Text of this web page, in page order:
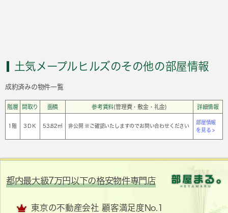
土気メープルヒルズのその他の部屋情報
成約済みの物件一覧
階層 間取り 面積 参考賃料(管理費・敷金・礼金) 詳細情報
1階 3ＤＫ 53.82㎡ 非公開 ※ご確認いたしますのでお問い合わせください
部屋情報
を見る >
都内最大級7万円以下の格安物件専門店
東京の不動産会社 顧客満足度No.1